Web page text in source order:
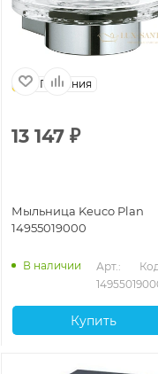
Германия
13 147 ₽
Мыльница Keuco Plan
14955019000
В наличии
Арт.:
Купить